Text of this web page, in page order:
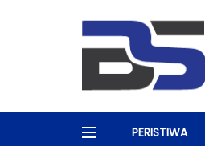
PERISTIWA